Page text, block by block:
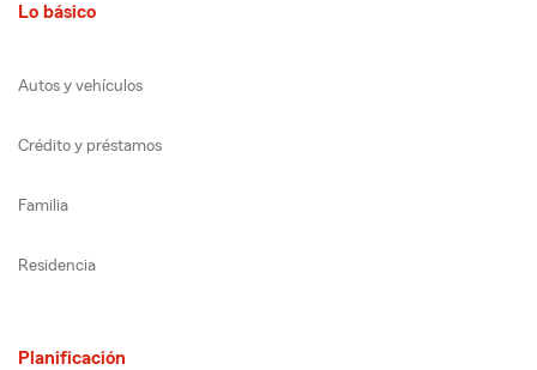
Lo básico
Autos y vehículos
Crédito y préstamos
Familia
Residencia
Planificación